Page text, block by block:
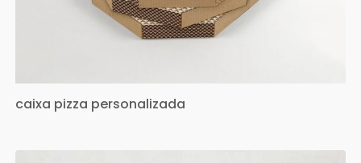
caixa pizza personalizada